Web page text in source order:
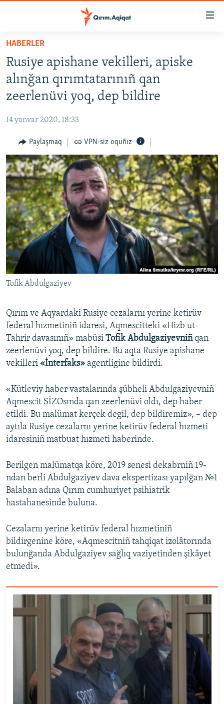
Esas
qaytmaq
Baş
navigatsiyağa
qaytmaq
Qıdıruvğa
qaytmaq
SİYASET
İQTİSADİYAT
MEDENİYET
İNSAN AQLARI
VİDEO
SÜRET
BLOGLAR
FİKİR
Русский
Українською
QOŞULIÑIZ!
RFE/RS bütün saytları
HABERLER
Rusiye apishane vekilleri, apiske
alınğan qırımtatarınıñ qan
zeerlenüvi yoq, dep bildire
14 yanvar 2020, 18:33
Paylaşmaq VPN-siz oquñız
Tofik Abdulgaziyev
Qırım ve Aqyardaki Rusiye cezalarnı yerine ketirüv
federal hızmetiniñ idaresi, Aqmescitteki «Hizb ut-
Tahrir davasınıñ» mabüsi Tofik Abdulgaziyevniñqan
zeerlenüvi yoq, dep bildire. Bu aqta Rusiye apishane
vekilleri «İnterfaks» agentligine bildirdi.
«Kütleviy haber vastalarında şübheli Abdulgaziyevniñ
Aqmescit SİZOsında qan zeerlenüvi oldı, dep haber
etildi. Bu malümat kerçek degil, dep bildiremiz», – dep
aytıla Rusiye cezalarnı yerine ketirüv federal hızmeti
idaresiniñ matbuat hızmeti haberinde.
Berilgen malümatqa köre, 2019 senesi dekabrniñ 19-
ndan berli Abdulgaziyev dava ekspertizası yapılğan №1
Balaban adına Qırım cumhuriyet psihiatrik
hastahanesinde buluna.
Cezalarnı yerine ketirüv federal hızmetiniñ
bildirgenine köre, «Aqmescitniñ tahqiqat izolâtorında
bulunğanda Abdulgaziyev sağlıq vaziyetinden şikâyet
etmedi».